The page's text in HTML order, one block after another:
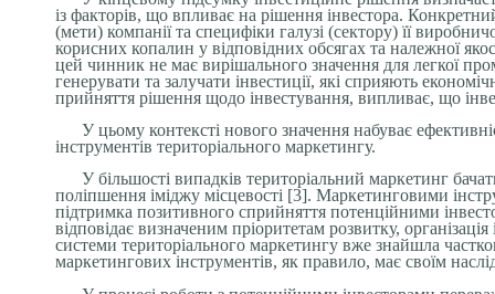
із факторів, що впливає на рішення інвестора.
(мети) компанії та специфіки галузі (сектору) її
корисних копалин у відповідних обсягах та належної
цей чинник не має вирішального значення для легкої
генерувати та залучати інвестиції, які сприяють
прийняття рішення щодо інвестування, випливає, що
У цьому контексті нового значення набуває
інструментів територіального маркетингу.
У більшості випадків територіальний маркетинг
поліпшення іміджу місцевості [3]. Маркетинговими
підтримка позитивного сприйняття потенційними
відповідає визначеним пріоритетам розвитку,
системи територіального маркетингу вже знайшла
маркетингових інструментів, як правило, має своїм